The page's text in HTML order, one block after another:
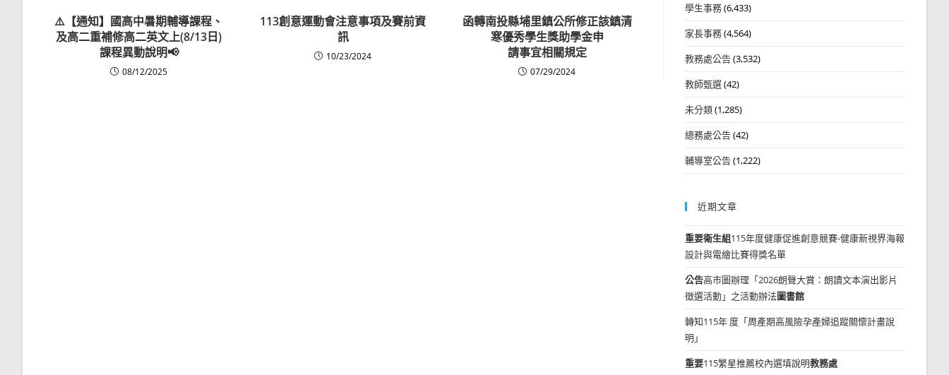
⚠️【通知】國高中暑期輔導課程、
及高二重補修高二英文上(8/13日)
課程異動說明📢
08/12/2025
113創意運動會注意事項及賽前資
訊
10/23/2024
函轉南投縣埔里鎮公所修正該鎮清
寒優秀學生獎助學金申
請事宜相關規定
07/29/2024
學生事務(6,433)
家長事務(4,564)
教務處公告(3,532)
教師甄選(42)
未分類(1,285)
總務處公告(42)
輔導室公告(1,222)
近期文章
重要衛生組115年度健康促進創意競賽-健康新視界海報
設計與電繪比賽得獎名單
公告高市圖辦理「2026朗聲大賞：朗讀文本演出影片
徵選活動」之活動辦法圖書館
轉知115年 度「周產期高風險孕產婦追蹤關懷計畫說
明」
重要115繁星推薦校內選填說明教務處